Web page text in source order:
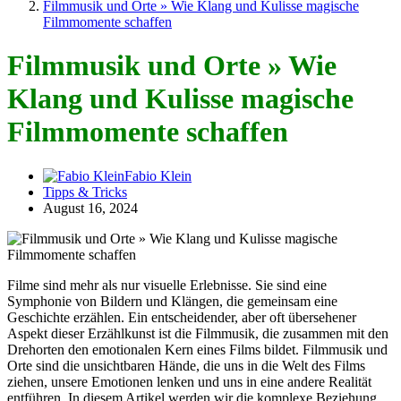
Filmmusik und Orte » Wie Klang und Kulisse magische
Filmmomente schaffen
Filmmusik und Orte » Wie
Klang und Kulisse magische
Filmmomente schaffen
Fabio Klein
Tipps & Tricks
August 16, 2024
Filme sind mehr als nur visuelle Erlebnisse. Sie sind eine
Symphonie von Bildern und Klängen, die gemeinsam eine
Geschichte erzählen. Ein entscheidender, aber oft übersehener
Aspekt dieser Erzählkunst ist die Filmmusik, die zusammen mit den
Drehorten den emotionalen Kern eines Films bildet. Filmmusik und
Orte sind die unsichtbaren Hände, die uns in die Welt des Films
ziehen, unsere Emotionen lenken und uns in eine andere Realität
entführen. In diesem Artikel werden wir die komplexe Beziehung